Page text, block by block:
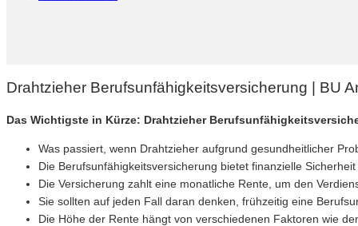
Drahtzieher Berufsunfähigkeitsversicherung | BU
Das Wichtigste in Kürze: Drahtzieher
Was passiert, wenn Drahtzieher aufgrund gesundheitlicher
Die Berufsunfähigkeitsversicherung bietet finanzielle
Die Versicherung zahlt eine monatliche Rente, um den
Sie sollten auf jeden Fall daran denken, frühzeitig eine
Die Höhe der Rente hängt von verschiedenen Faktoren wie